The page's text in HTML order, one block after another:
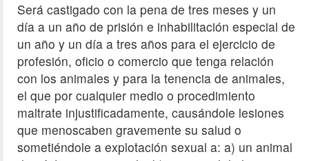
Será castigado con la pena de tres meses y un
día a un año de prisión e inhabilitación especial de
un año y un día a tres años para el ejercicio de
profesión, oficio o comercio que tenga relación
con los animales y para la tenencia de animales,
el que por cualquier medio o procedimiento
maltrate injustificadamente, causándole lesiones
que menoscaben gravemente su salud o
sometiéndole a explotación sexual a: a) un animal